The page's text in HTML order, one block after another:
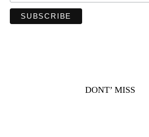
DONT’ MISS